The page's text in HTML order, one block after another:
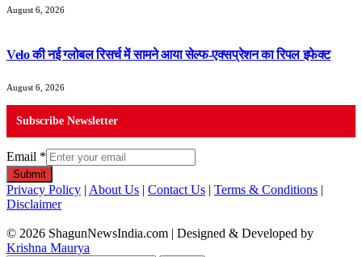
August 6, 2026
Velo की नई ग्लोबल रिसर्च में सामने आया सेल्फ-एक्सप्रेशन का रिपल इफेक्ट
August 6, 2026
Subscribe Newsletter
Email *
Submit
Privacy Policy | About Us | Contact Us | Terms & Conditions |
Disclaimer
© 2026 ShagunNewsIndia.com | Designed & Developed by
Krishna Maurya